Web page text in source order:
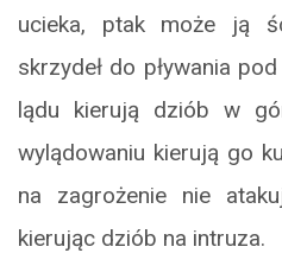
ucieka, ptak może ją
skrzydeł do pływania
lądu kierują dziób w
wylądowaniu kierują go
na zagrożenie nie
kierując dziób na intruza.